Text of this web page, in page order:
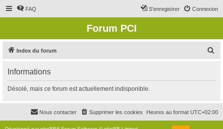
FAQ Connexion
S’enregistrer
Forum PCI
Index du forum
r
c
Informations
Désolé, mais ce forum est actuellement indisponible.
Heures au format UTC+02:00
Supprimer les cookies
Nous contacter